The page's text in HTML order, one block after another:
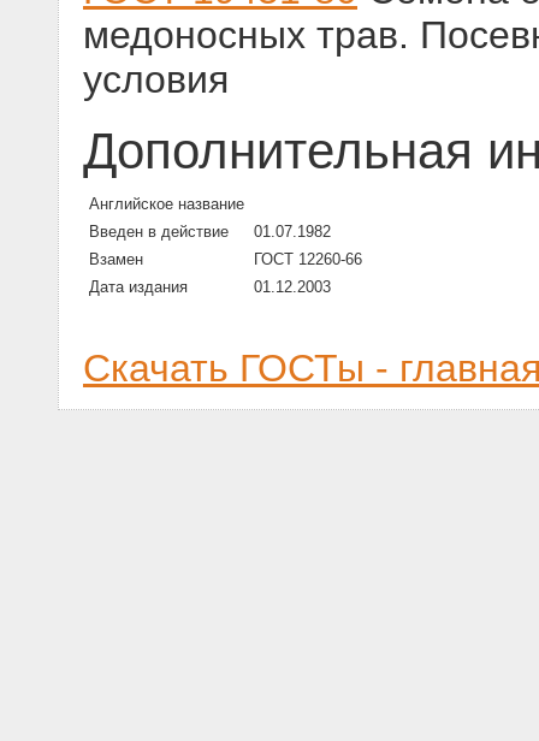
медоносных трав.
условия
Дополнительная
Английское название
Введен в действие
01.07.1982
Взамен
ГОСТ 12260-66
Дата издания
01.12.2003
Скачать ГОСТы -